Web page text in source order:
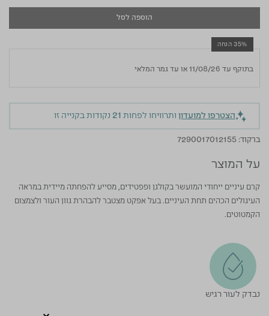
הוספה לסל
35% הנחה
בתוקף עד 11/08/26 או עד גמר המלאי
הצטרפו למועדון ותרוויחו לפחות 21 נקודות בקנייה זו
ברקוד: 7290017012155
על המוצר
קרם עיניים ייחודי המועשר בקולגן ופפטידים, מסייע להפחתה מיידית במראה
העיגולים הכהים תחת העיניים. בעל אפקט מצטבר להבהרת גוון העור ולצמצום
הקמטוטים.
נבדק לעור רגיש